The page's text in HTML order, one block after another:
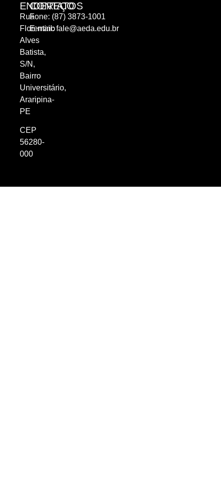
ENDEREÇO
Rua
Florentino
Alves
Batista,
S/N,
Bairro
Universitário,
Araripina-
PE
CEP
56280-
000
CONTATOS
Fone: (87) 3873-1001
E-mail:fale@aeda.edu.br